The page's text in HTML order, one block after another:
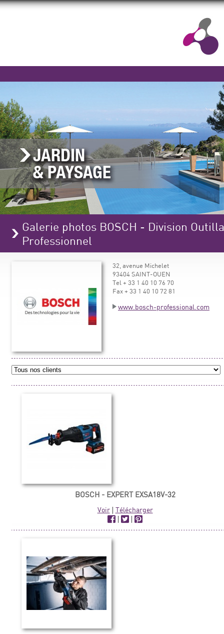
Galerie photos BOSCH - Division
Professionnel
32, avenue Michelet
93404 SAINT-OUEN
Tel + 33 1 40 10 76 70
Fax + 33 1 40 10 72 81
www.bosch-professional.com
BOSCH - EXPERT EXSA18V-32
Voir| Télécharger
|
|